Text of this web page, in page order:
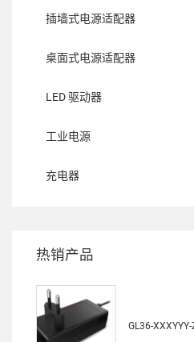
插墙式电源适配器
桌面式电源适配器
LED 驱动器
工业电源
充电器
热销产品
GL36-XXXYYY-